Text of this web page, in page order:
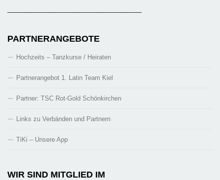
PARTNERANGEBOTE
Hochzeits – Tanzkurse / Heiraten
Partnerangebot 1. Latin Team Kiel
Partner: TSC Rot-Gold Schönkirchen
Links zu Verbänden und Partnern
TiKi – Unsere App
WIR SIND MITGLIED IM